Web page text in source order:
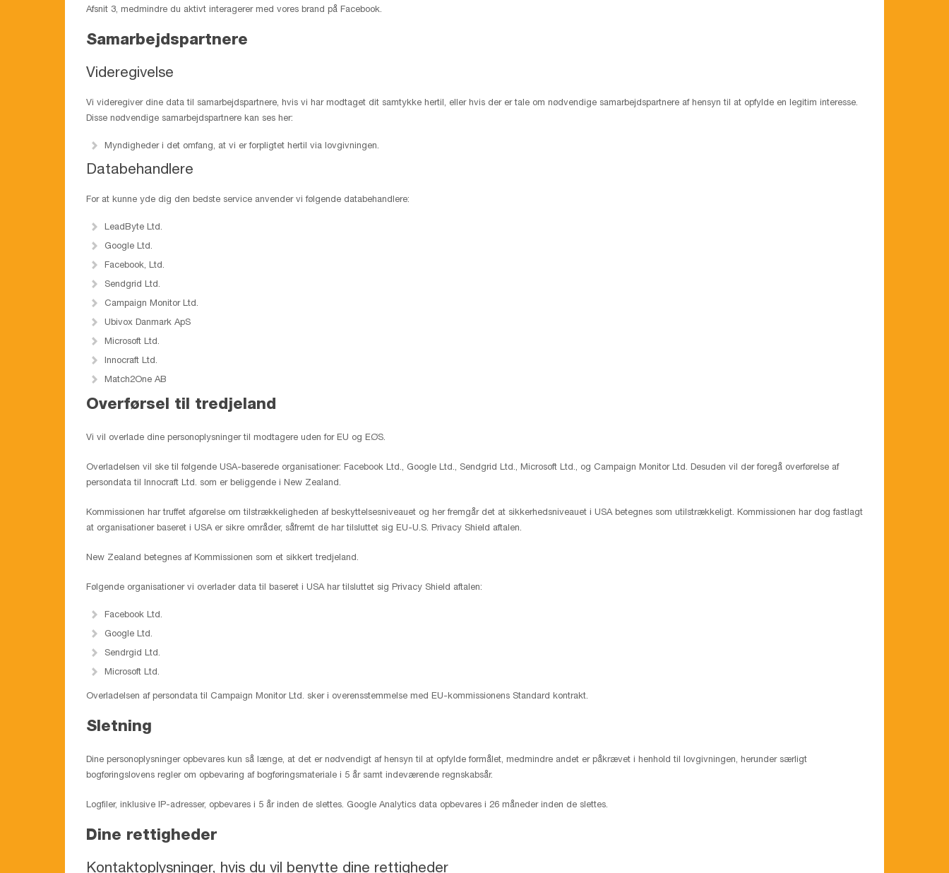
Afsnit 3, medmindre du aktivt interagerer med vores brand på Facebook.
Samarbejdspartnere
Videregivelse
Vi videregiver dine data til samarbejdspartnere, hvis vi har modtaget dit samtykke hertil, eller hvis der er tale om nødvendige samarbejdspartnere af hensyn til at opfylde en legitim interesse.
Disse nødvendige samarbejdspartnere kan ses her:
Myndigheder i det omfang, at vi er forpligtet hertil via lovgivningen.
Databehandlere
For at kunne yde dig den bedste service anvender vi følgende databehandlere:
LeadByte Ltd.
Google Ltd.
Facebook, Ltd.
Sendgrid Ltd.
Campaign Monitor Ltd.
Ubivox Danmark ApS
Microsoft Ltd.
Innocraft Ltd.
Match2One AB
Overførsel til tredjeland
Vi vil overlade dine personoplysninger til modtagere uden for EU og EØS.
Overladelsen vil ske til følgende USA-baserede organisationer: Facebook Ltd., Google Ltd., Sendgrid Ltd., Microsoft Ltd., og Campaign Monitor Ltd. Desuden vil der foregå overførelse af
persondata til Innocraft Ltd. som er beliggende i New Zealand.
Kommissionen har truffet afgørelse om tilstrækkeligheden af beskyttelsesniveauet og her fremgår det at sikkerhedsniveauet i USA betegnes som utilstrækkeligt. Kommissionen har dog fastlagt
at organisationer baseret i USA er sikre områder, såfremt de har tilsluttet sig EU-U.S. Privacy Shield aftalen.
New Zealand betegnes af Kommissionen som et sikkert tredjeland.
Følgende organisationer vi overlader data til baseret i USA har tilsluttet sig Privacy Shield aftalen:
Facebook Ltd.
Google Ltd.
Sendrgid Ltd.
Microsoft Ltd.
Overladelsen af persondata til Campaign Monitor Ltd. sker i overensstemmelse med EU-kommissionens Standard kontrakt.
Sletning
Dine personoplysninger opbevares kun så længe, at det er nødvendigt af hensyn til at opfylde formålet, medmindre andet er påkrævet i henhold til lovgivningen, herunder særligt
bogføringslovens regler om opbevaring af bogføringsmateriale i 5 år samt indeværende regnskabsår.
Logfiler, inklusive IP-adresser, opbevares i 5 år inden de slettes. Google Analytics data opbevares i 26 måneder inden de slettes.
Dine rettigheder
Kontaktoplysninger, hvis du vil benytte dine rettigheder